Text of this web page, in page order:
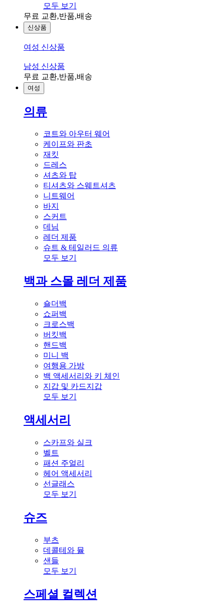
모두 보기
무료 교환,반품,배송
신상품
여성 신상품
남성 신상품
무료 교환,반품,배송
여성
의류
코트와 아우터 웨어
케이프와 판초
재킷
드레스
셔츠와 탑
티셔츠와 스웨트셔츠
니트웨어
바지
스커트
데님
레더 제품
슈트 & 테일러드 의류
모두 보기
백과 스몰 레더 제품
숄더백
쇼퍼백
크로스백
버킷백
핸드백
미니 백
여행용 가방
백 액세서리와 키 체인
지갑 및 카드지갑
모두 보기
액세서리
스카프와 실크
벨트
패션 주얼리
헤어 액세서리
선글래스
모두 보기
슈즈
부츠
데콜테와 뮬
샌들
모두 보기
스페셜 컬렉션